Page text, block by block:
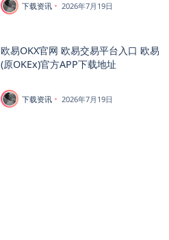
下载资讯 2026年7月19日
欧易OKX官网 欧易交易平台入口 欧易
(原OKEx)官方APP下载地址
下载资讯 2026年7月19日